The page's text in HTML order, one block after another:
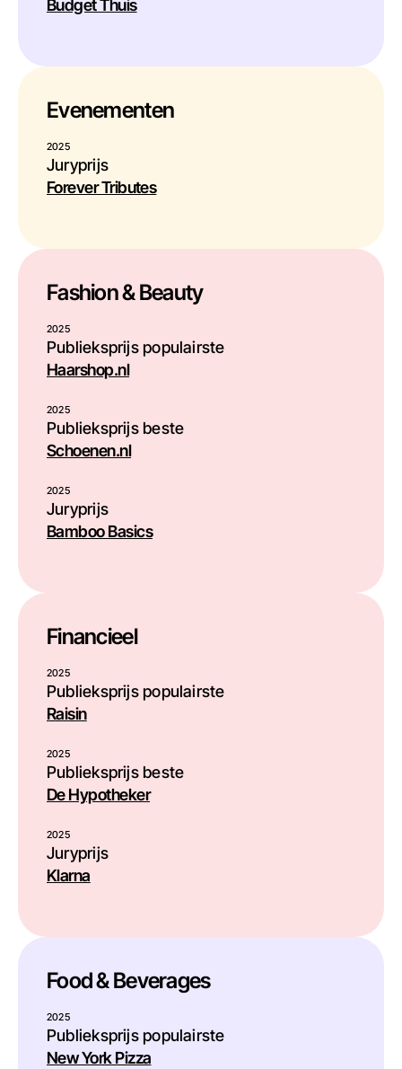
Budget Thuis
Evenementen
2025
Juryprijs
Forever Tributes
Fashion & Beauty
2025
Publieksprijs populairste
Haarshop.nl
2025
Publieksprijs beste
Schoenen.nl
2025
Juryprijs
Bamboo Basics
Financieel
2025
Publieksprijs populairste
Raisin
2025
Publieksprijs beste
De Hypotheker
2025
Juryprijs
Klarna
Food & Beverages
2025
Publieksprijs populairste
New York Pizza